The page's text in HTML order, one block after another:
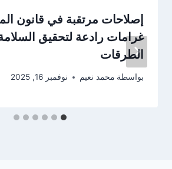
إصلاحات مرتقبة في قانون
غرامات رادعة لتحقيق
الطرقات
بواسطة محمد نعيم نوفمبر 16, 2025